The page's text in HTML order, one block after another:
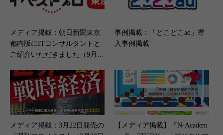
メディア掲載：朝日新聞東京
都内版にITコンサルタントと
ご紹介いただきました（9月22
事例掲載：「どこどこad」導
入事例掲載
メディア掲載：3月22日発売の
【メディア掲載】『N-Academ